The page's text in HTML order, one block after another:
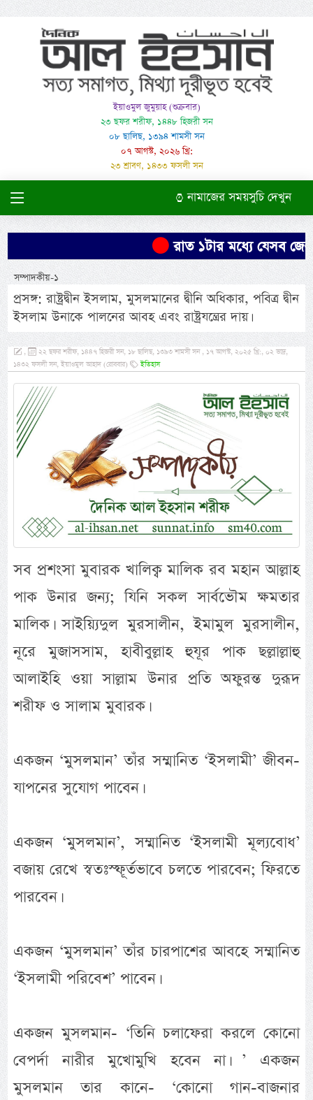
ইয়াওমুল জুমুয়াহ (শুক্রবার)
২৩ ছফর শরীফ, ১৪৪৮ হিজরী সন
০৮ ছালিছ, ১৩৯৪ শামসী সন
০৭ আগস্ট, ২০২৬ খ্রি:
২৩ শ্রাবণ, ১৪৩৩ ফসলী সন
নামাজের সময়সুচি দেখুন
রাত ১টার মধ্যে যেসব
সম্পাদকীয়-১
প্রসঙ্গ: রাষ্ট্রদ্বীন ইসলাম, মুসলমানের দ্বীনি অধিকার, পবিত্র দ্বীন
ইসলাম উনাকে পালনের আবহ এবং রাষ্ট্রযন্ত্রের দায়।
,
২২ ছফর শরীফ, ১৪৪৭ হিজরী সন, ১৮ ছালিছ, ১৩৯৩ শামসী সন , ১৭ আগস্ট, ২০২৫ খ্রি:, ০২ ভাদ্র,
১৪৩২ ফসলী সন, ইয়াওমুল আহাদ (রোববার)
ইতিহাস
সব প্রশংসা মুবারক খালিক্ব মালিক রব মহান আল্লাহ
পাক উনার জন্য; যিনি সকল সার্বভৌম ক্ষমতার
মালিক। সাইয়্যিদুল মুরসালীন, ইমামুল মুরসালীন,
নূরে মুজাসসাম, হাবীবুল্লাহ হুযূর পাক ছল্লাল্লাহু
আলাইহি ওয়া সাল্লাম উনার প্রতি অফুরন্ত দুরূদ
শরীফ ও সালাম মুবারক।
একজন ‘মুসলমান’ তাঁর সম্মানিত ‘ইসলামী’ জীবন-
যাপনের সুযোগ পাবেন।
একজন ‘মুসলমান’, সম্মানিত ‘ইসলামী মূল্যবোধ’
বজায় রেখে স্বতঃস্ফূর্তভাবে চলতে পারবেন; ফিরতে
পারবেন।
একজন ‘মুসলমান’ তাঁর চারপাশের আবহে সম্মানিত
‘ইসলামী পরিবেশ’ পাবেন।
একজন মুসলমান- ‘তিনি চলাফেরা করলে কোনো
বেপর্দা নারীর মুখোমুখি হবেন না। ’ একজন
মুসলমান তার কানে- ‘কোনো গান-বাজনার